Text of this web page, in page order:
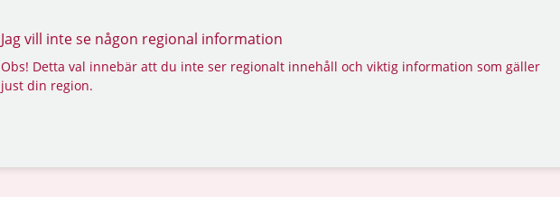
Jag vill inte se någon regional information
Obs! Detta val innebär att du inte ser regionalt innehåll och viktig information som gäller
just din region.